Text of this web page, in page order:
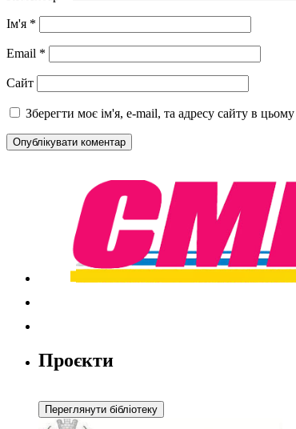
Ім'я *
Email *
Сайт
Зберегти моє ім'я, e-mail, та адресу сайту в
Проєкти